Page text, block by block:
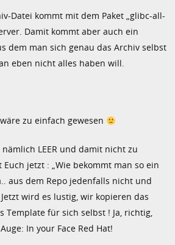
Datei kommt mit dem Paket „glibc-all-
Damit kommt aber auch ein
dem man sich genau das Archiv selbst
eben nicht alles haben will.
zu einfach gewesen
LEER und damit nicht zu
jetzt : „Wie bekommt man so ein
aus dem Repo jedenfalls nicht und
wird es lustig, wir kopieren das
Template für sich selbst ! Ja, richtig,
In your Face Red Hat!